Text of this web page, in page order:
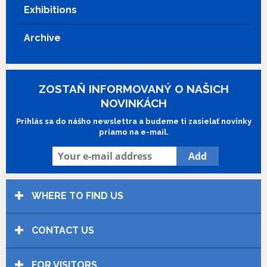
Exhibitions
Archive
ZOSTAŇ INFORMOVANÝ O NAŠICH
NOVINKÁCH
Prihlás sa do nášho newslettra a budeme ti zasielať novinky
priamo na e-mail.
WHERE TO FIND US
CONTACT US